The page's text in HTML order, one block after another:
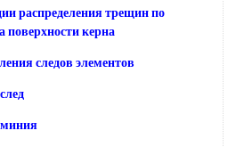
распределения трещин по
поверхности керна
следов элементов